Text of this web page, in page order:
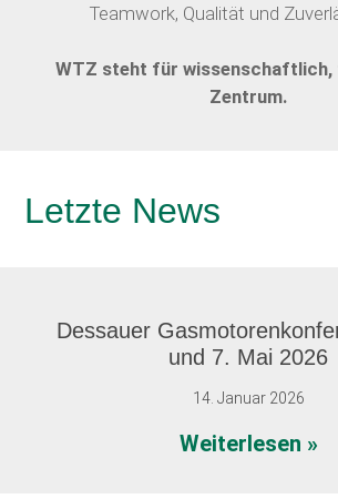
Teamwork, Qualität und
WTZ steht für wissenschaftlich,
Zentrum.
Letzte News
Dessauer
und 7. Mai 2026
14. Januar 2026
Weiterlesen »